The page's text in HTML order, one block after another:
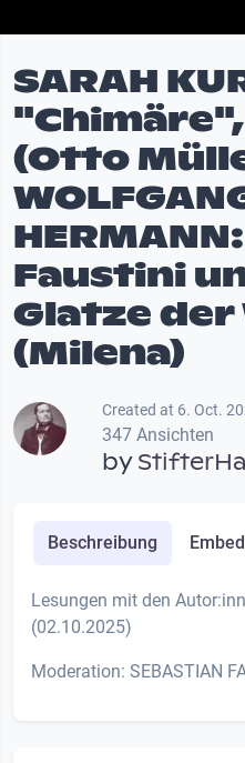
SARAH
(Otto
Faustini
Glatze
(Milena)
Created at 6. Oct.
347 Ansichten
by
Beschreibung Embed
Lesungen mit den
(02.10.2025)
Moderation: SEBASTIAN